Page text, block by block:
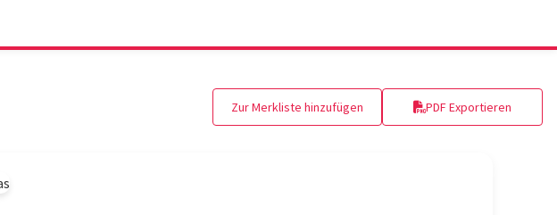
Zur Merkliste hinzufügen PDF Exportieren